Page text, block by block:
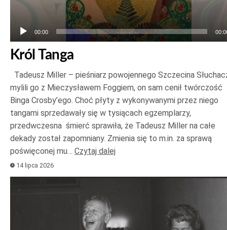
00:00
Król Tanga
Tadeusz Miller – pieśniarz powojennego Szczecina
mylili go z Mieczysławem Foggiem, on sam cenił twórczość
Binga Crosby’ego. Choć płyty z wykonywanymi przez niego
tangami sprzedawały się w tysiącach egzemplarzy,
przedwczesna śmierć sprawiła, że Tadeusz Miller na całe
dekady został zapomniany. Zmienia się to m.in. za sprawą
poświęconej mu… Czytaj dalej
14 lipca 2026
dźwiękowych